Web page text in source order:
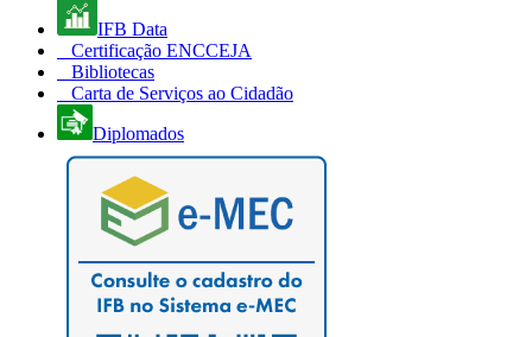
IFB Data
Certificação ENCCEJA
Bibliotecas
Carta de Serviços ao Cidadão
Diplomados